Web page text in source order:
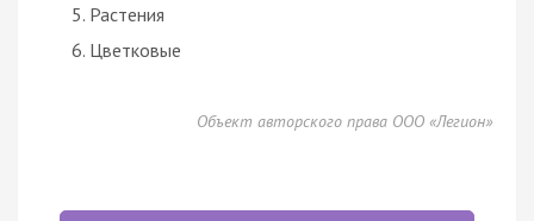
Растения
Цветковые
Объект авторского права ООО «Легион»